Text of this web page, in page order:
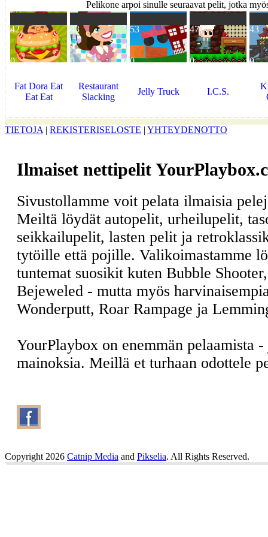
Pelikone arpoi sinulle seuraavat pelit, jotka
42
0
Fat Dora Eat
Eat Eat
43
0
Restaurant
Slacking
53
0
Jelly Truck
47
0
I.C.S.
43
0
TIETOJA | REKISTERISELOSTE | YHTEYDENOTTO
Ilmaiset nettipelit
Sivustollamme voit pelata ilmaisia
Meiltä löydät autopelit, urheilupelit,
seikkailupelit, lasten pelit ja
tytöille että pojille. Valikoimastamme
tuntemat suosikit kuten Bubble
Bejeweled - mutta myös
Wonderputt, Roar Rampage ja
YourPlaybox on enemmän pelaamista
mainoksia. Meillä et turhaan odottele
Copyright 2026 Catnip Media and Pikselia. All Rights Reserved.